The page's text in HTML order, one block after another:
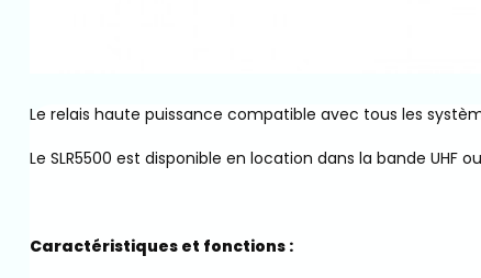
Le relais haute puissance compatible avec tous les
Le SLR5500 est disponible en location dans la bande UHF
Caractéristiques et fonctions :